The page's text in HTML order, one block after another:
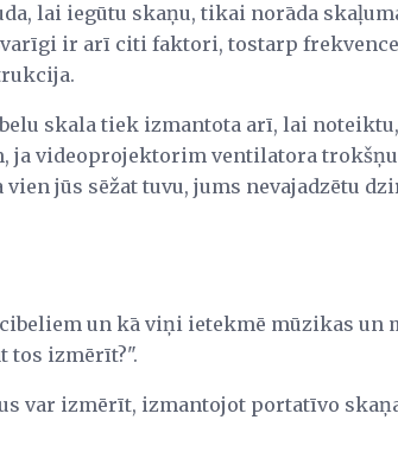
​​lai iegūtu skaņu, tikai norāda
ir arī citi faktori, tostarp
skala tiek izmantota arī, lai
ja videoprojektorim ventilatora
jūs sēžat tuvu, jums nevajadzētu
un kā viņi ietekmē mūzikas un
tos izmērīt?".
var izmērīt, izmantojot portatīvo